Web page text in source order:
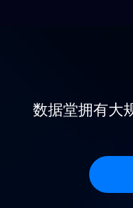
数据堂拥有大